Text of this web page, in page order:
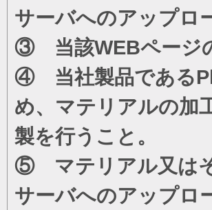
サーバへのアップロ
③ 当該WEBページ
④ 当社製品である
め、マテリアルの加
製を行うこと。
⑤ マテリアル又は
サーバへのアップロ